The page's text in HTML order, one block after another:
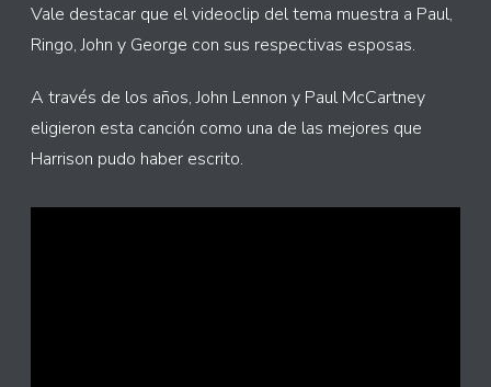
Vale destacar que el videoclip del tema muestra a Paul,
Ringo, John y George con sus respectivas esposas.
A través de los años, John Lennon y Paul McCartney
eligieron esta canción como una de las mejores que
Harrison pudo haber escrito.